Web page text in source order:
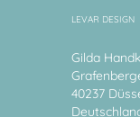
LEVAR DESIGN
Gilda
40237